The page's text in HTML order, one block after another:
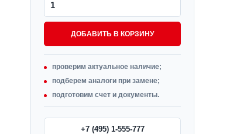
ДОБАВИТЬ В КОРЗИНУ
проверим актуальное наличие;
подберем аналоги при замене;
подготовим счет и документы.
+7 (495) 1-555-777